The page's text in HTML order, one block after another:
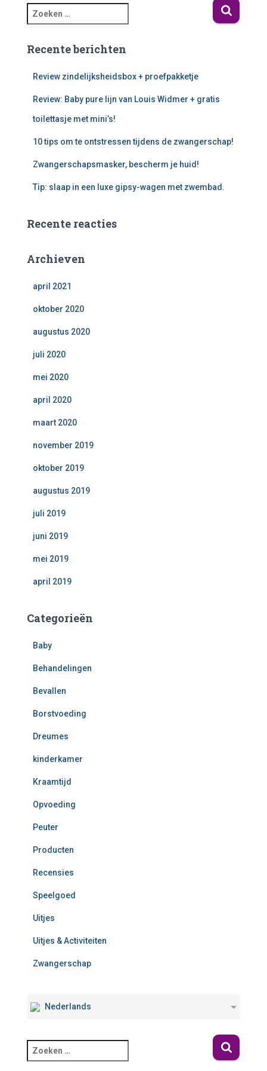
Recente berichten
Review zindelijksheidsbox + proefpakketje
Review: Baby pure lijn van Louis Widmer + gratis
toilettasje met mini’s!
10 tips om te ontstressen tijdens de zwangerschap!
Zwangerschapsmasker, bescherm je huid!
Tip: slaap in een luxe gipsy-wagen met zwembad.
Recente reacties
Archieven
april 2021
oktober 2020
augustus 2020
juli 2020
mei 2020
april 2020
maart 2020
november 2019
oktober 2019
augustus 2019
juli 2019
juni 2019
mei 2019
april 2019
Categorieën
Baby
Behandelingen
Bevallen
Borstvoeding
Dreumes
kinderkamer
Kraamtijd
Opvoeding
Peuter
Producten
Recensies
Speelgoed
Uitjes
Uitjes & Activiteiten
Zwangerschap
Nederlands